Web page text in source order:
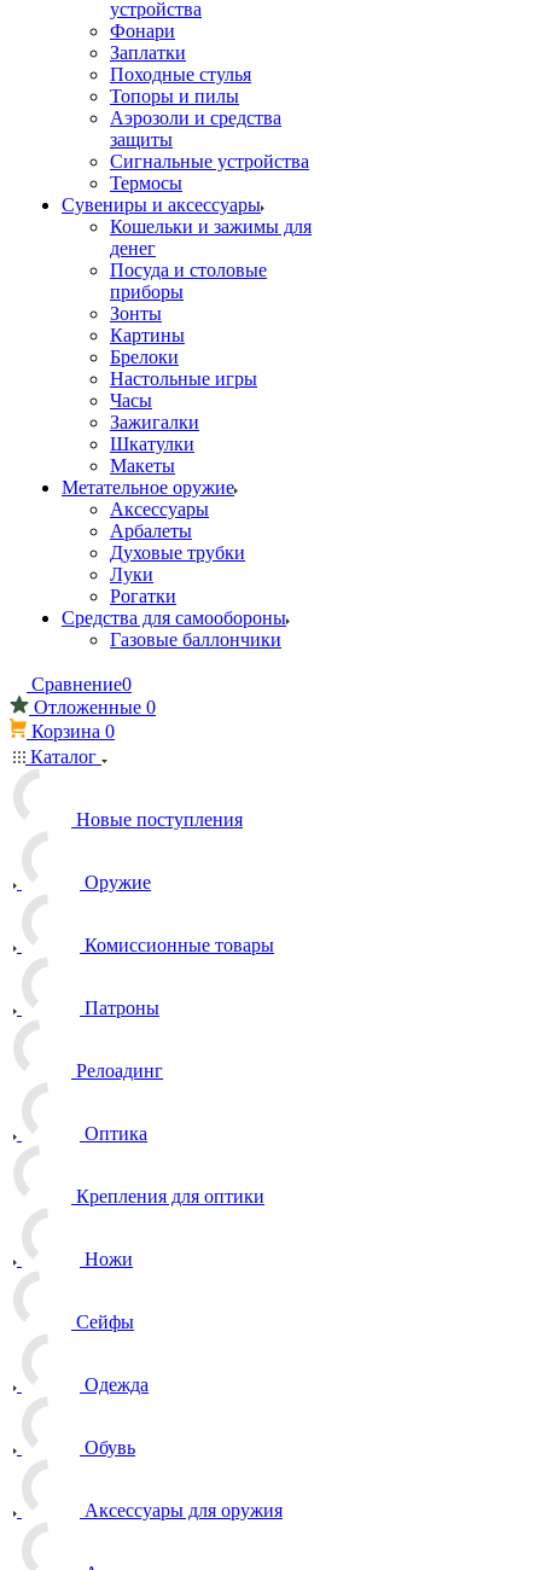
устройства
Фонари
Заплатки
Походные стулья
Топоры и пилы
Аэрозоли и средства
защиты
Сигнальные устройства
Термосы
Сувениры и аксессуары
Кошельки и зажимы для
денег
Посуда и столовые
приборы
Зонты
Картины
Брелоки
Настольные игры
Часы
Зажигалки
Шкатулки
Макеты
Метательное оружие
Аксессуары
Арбалеты
Духовые трубки
Луки
Рогатки
Средства для самообороны
Газовые баллончики
Сравнение0
Отложенные 0
Корзина 0
Каталог
Новые поступления
Оружие
Комиссионные товары
Патроны
Релоадинг
Оптика
Крепления для оптики
Ножи
Сейфы
Одежда
Обувь
Аксессуары для оружия